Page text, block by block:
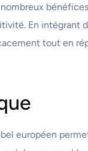
En intégrant
tout en
européen